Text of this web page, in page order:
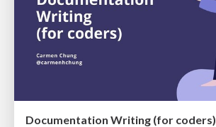
Documentation Writing (for coders)